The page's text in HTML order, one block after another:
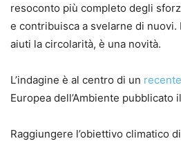
resoconto più completo degli
e contribuisca a svelarne di nuovi.
aiuti la circolarità, è una novità.
L’indagine è al centro di un
Europea dell’Ambiente pubblicato
Raggiungere l’obiettivo climatico